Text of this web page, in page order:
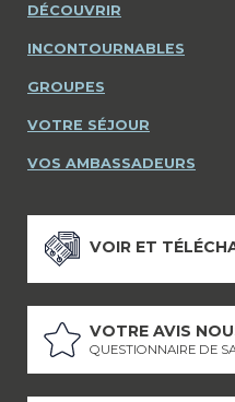
DÉCOUVRIR
INCONTOURNABLES
GROUPES
VOTRE SÉJOUR
VOS AMBASSADEURS
VOIR ET
VOTRE AVIS
QUESTIONNAIRE DE